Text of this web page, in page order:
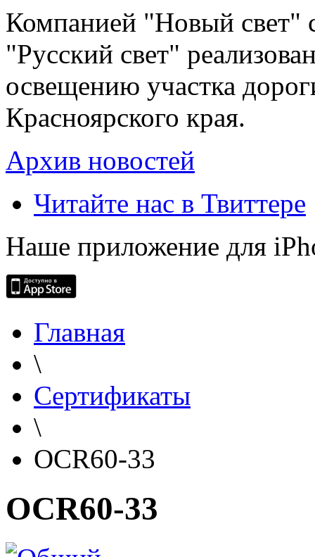
Компанией "Новый свет"
"Русский свет"
освещению участка
Красноярского края.
Архив новостей
Читайте нас в Твиттере
Наше приложение для
Главная
\
Сертификаты
\
OCR60-33
OCR60-33